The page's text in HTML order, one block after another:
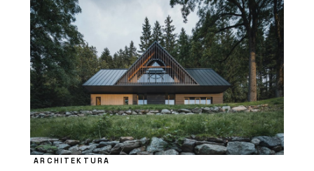
ARCHITEKTURA